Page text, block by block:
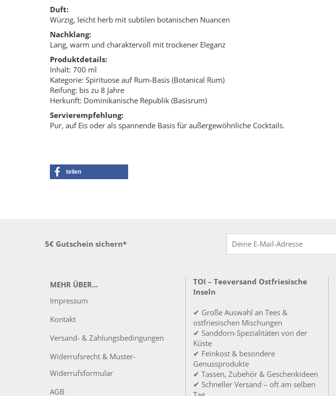
Duft:
Würzig, leicht herb mit subtilen botanischen Nuancen
Nachklang:
Lang, warm und charaktervoll mit trockener Eleganz
Produktdetails:
Inhalt: 700 ml
Kategorie: Spirituose auf Rum-Basis (Botanical Rum)
Reifung: bis zu 8 Jahre
Herkunft: Dominikanische Republik (Basisrum)
Servierempfehlung:
Pur, auf Eis oder als spannende Basis für außergewöhnliche Cocktails.
teilen
5€ Gutschein sichern*
MEHR ÜBER...
Impressum
Kontakt
Versand- & Zahlungsbedingungen
Widerrufsrecht & Muster-
Widerrufsformular
AGB
TOI – Teeversand Ostfriesische
Inseln
✔ Große Auswahl an Tees &
ostfriesischen Mischungen
✔ Sanddorn-Spezialitäten von der
Küste
✔ Feinkost & besondere
Genussprodukte
✔ Tassen, Zubehör & Geschenkideen
✔ Schneller Versand – oft am selben